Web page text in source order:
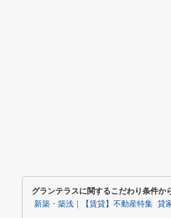
グランテラスに関するこだわり条件か
新築・築浅｜【賃貸】不動産特集 貸